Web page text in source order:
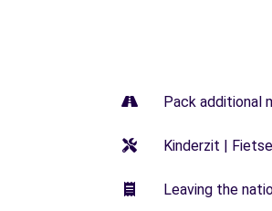
Pack additional
Kinderzit |
Leaving the